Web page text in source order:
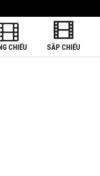
CHIẾU SẮP CHIẾU